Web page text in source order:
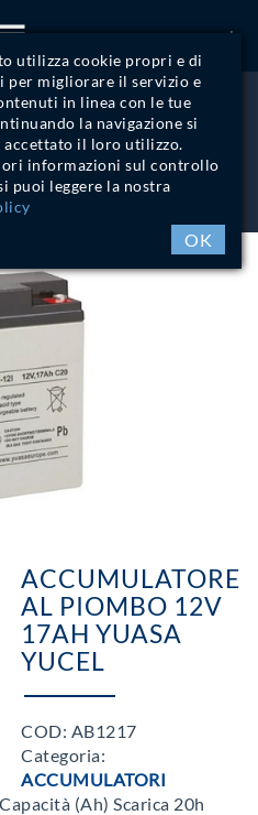
utilizza cookie propri e di
per migliorare il servizio e
in linea con le tue
la navigazione si
accettato il loro utilizzo.
informazioni sul controllo
puoi leggere la nostra
OK
ACCUMULATORE
AL PIOMBO 12V
17AH YUASA
YUCEL
COD: AB1217
Categoria:
ACCUMULATORI
(Ah) Scarica 20h